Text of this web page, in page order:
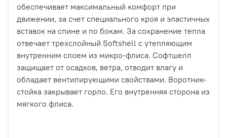
обеспечивает максимальный комфорт при
движении, за счет специального кроя и эластичных
вставок на спине и по бокам. За сохранение тепла
отвечает трехслойный Softshell с утепляющим
внутренним слоем из микро-флиса. Софтшелл
защищает от осадков, ветра, отводит влагу и
обладает вентилирующими свойствами. Воротник-
стойка закрывает горло. Его внутренняя сторона из
мягкого флиса.